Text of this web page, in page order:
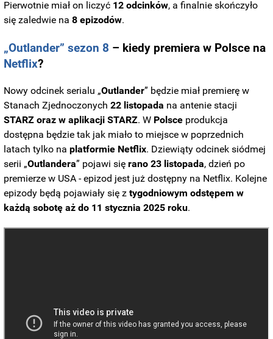
Pierwotnie miał on liczyć 12 odcinków, a finalnie skończyło
się zaledwie na8 epizodów.
„Outlander” sezon 8 – kiedy premiera w Polsce na
Netflix?
Nowy odcinek serialu „Outlander” będzie miał premierę w
Stanach Zjednoczonych22 listopada na antenie stacji
STARZ oraz w aplikacji STARZ. W Polsce produkcja
dostępna będzie tak jak miało to miejsce w poprzednich
latach tylko naplatformie Netflix. Dziewiąty odcinek siódmej
serii „Outlandera” pojawi sięrano 23 listopada, dzień po
premierze w USA - epizod jest już dostępny na Netflix. Kolejne
epizody będą pojawiały się ztygodniowym odstępem w
każdą sobotę aż do 11 stycznia 2025 roku.